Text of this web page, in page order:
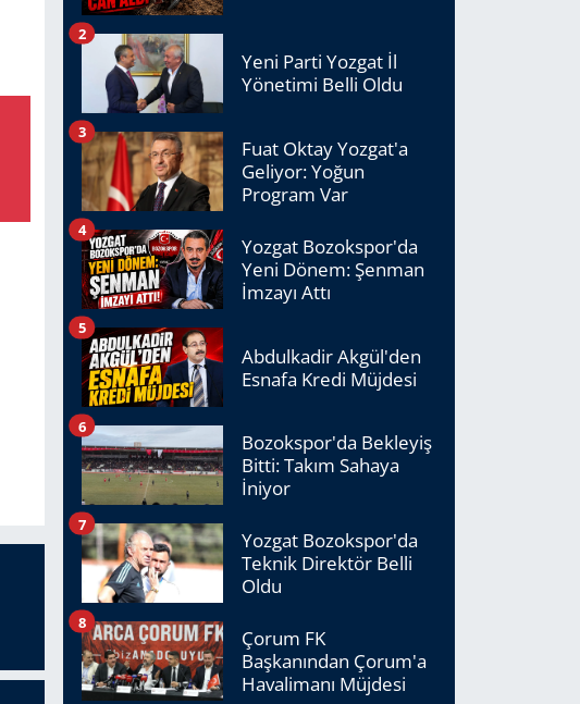
Yeni Parti Yozgat İl
Yönetimi Belli Oldu
2
Fuat Oktay Yozgat'a
Geliyor: Yoğun
Program Var
3
Yozgat Bozokspor'da
Yeni Dönem: Şenman
İmzayı Attı
4
Abdulkadir Akgül'den
Esnafa Kredi Müjdesi
5
Bozokspor'da Bekleyiş
Bitti: Takım Sahaya
İniyor
6
Yozgat Bozokspor'da
Teknik Direktör Belli
Oldu
7
Çorum FK
Başkanından Çorum'a
Havalimanı Müjdesi
8